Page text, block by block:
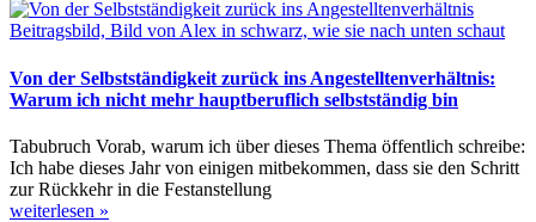
Von der Selbstständigkeit zurück ins Angestelltenverhältnis:
Warum ich nicht mehr hauptberuflich selbstständig bin
Tabubruch Vorab, warum ich über dieses Thema öffentlich schreibe:
Ich habe dieses Jahr von einigen mitbekommen, dass sie den Schritt
zur Rückkehr in die Festanstellung
weiterlesen »